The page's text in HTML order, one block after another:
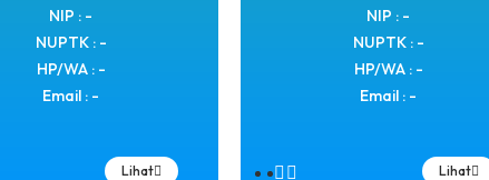
NIP : -
NUPTK : -
HP/WA : -
Email : -
Lihat
NIP : -
NUPTK : -
HP/WA : -
Email : -
Lihat